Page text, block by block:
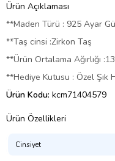
Ürün Açıklaması
**Maden Türü : 925 Ayar
**Taş cinsi :Zirkon Taş
**Ürün Ortalama Ağırlığı
**Hediye Kutusu : Özel Şık
Ürün Kodu: kcm71404579
Ürün Özellikleri
Cinsiyet